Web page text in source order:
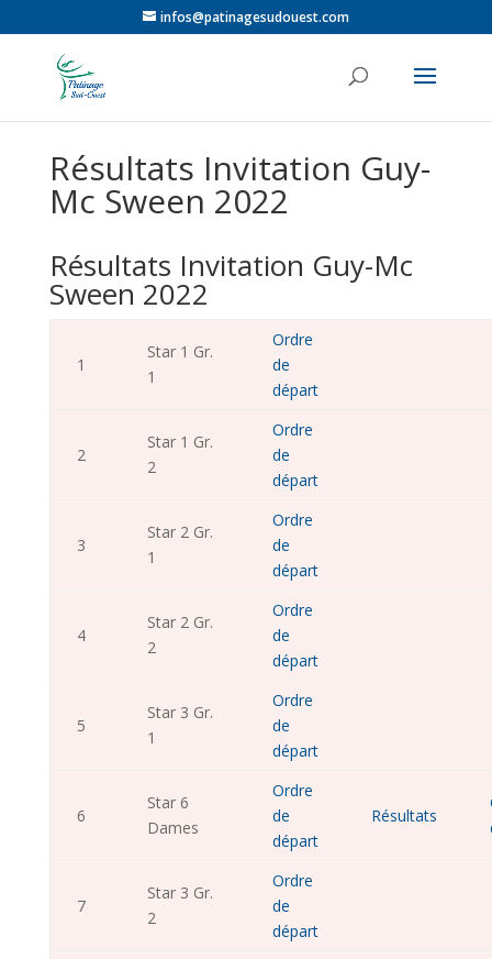
infos@patinagesudouest.com
Résultats Invitation Guy-
Mc Sween 2022
Résultats Invitation Guy-Mc
Sween 2022
1
Star 1 Gr.
1
Ordre
de
départ
2
Star 1 Gr.
2
Ordre
de
départ
3
Star 2 Gr.
1
Ordre
de
départ
4
Star 2 Gr.
2
Ordre
de
départ
5
Star 3 Gr.
1
Ordre
de
départ
6
Star 6
Dames
Ordre
de
départ
Résultats
7
Star 3 Gr.
2
Ordre
de
départ